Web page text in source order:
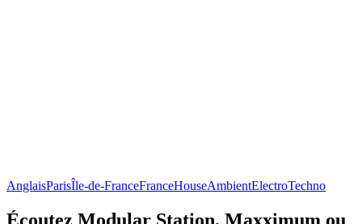
AnglaisParisÎle-de-FranceFranceHouseAmbientElectroTechno
Écoutez Modular Station, Maxximum ou